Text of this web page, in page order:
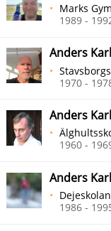
Marks
1989 -
Anders
1970 -
Anders
1960 -
Anders
Dejeskolan
1986 -